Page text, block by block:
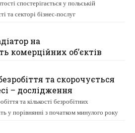
спостерігається у польській
та секторі бізнес-послуг
на
комерційних об’єктів
та скорочується
– дослідження
та кількості безробітних
у порівнянні з початком минулого року